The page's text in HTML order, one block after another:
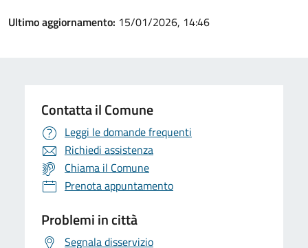
Ultimo aggiornamento: 15/01/2026, 14:46
Contatta il Comune
Leggi le domande frequenti
Richiedi assistenza
Chiama il Comune
Prenota appuntamento
Problemi in città
Segnala disservizio